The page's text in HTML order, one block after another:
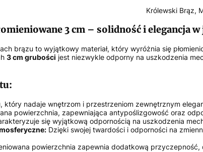
Królewski Brąz,
3 cm – solidność i elegancja
brązu to wyjątkowy materiał, który wyróżnia się
3 cm grubości jest niezwykle odporny na uszkodzenia
który nadaje wnętrzom i przestrzeniom zewnętrznym
powierzchnia, zapewniająca antypoślizgowość oraz
się wyjątkową odpornością na uszkodzenia
Dzięki swojej twardości i odporności na
powierzchnia zapewnia dodatkową